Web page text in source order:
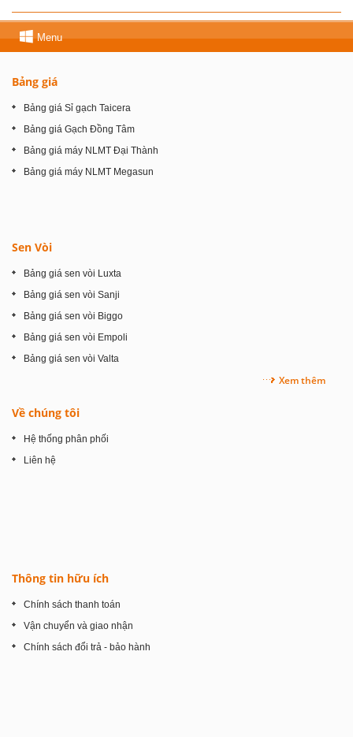
Menu
Bảng giá
Bảng giá Sỉ gạch Taicera
Bảng giá Gạch Đồng Tâm
Bảng giá máy NLMT Đại Thành
Bảng giá máy NLMT Megasun
Sen Vòi
Bảng giá sen vòi Luxta
Bảng giá sen vòi Sanji
Bảng giá sen vòi Biggo
Bảng giá sen vòi Empoli
Bảng giá sen vòi Valta
Xem thêm
Về chúng tôi
Hệ thống phân phối
Liên hệ
Thông tin hữu ích
Chính sách thanh toán
Vận chuyển và giao nhận
Chính sách đổi trả - bảo hành